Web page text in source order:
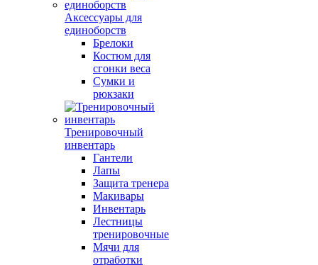
Аксессуары для
единоборств
Брелоки
Костюм для
сгонки веса
Сумки и
рюкзаки
Тренировочный
инвентарь
Гантели
Лапы
Защита тренера
Макивары
Инвентарь
Лестницы
тренировочные
Мячи для
отработки